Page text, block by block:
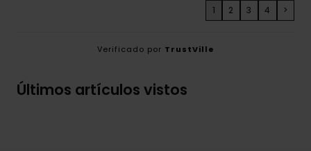
1 2 3 4 >
Verificado por TrustVille
Últimos artículos vistos